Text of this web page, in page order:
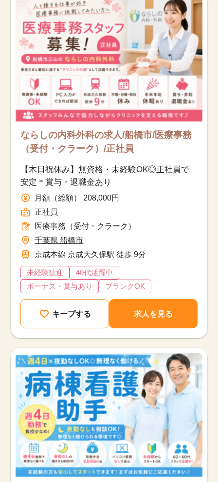
ならしの内科外科の求人/船橋市/医療事務
（受付・クラーク）/正社員
【木日祝休み】無資格・未経験OK◎正社員で
安定＊賞与・退職金あり
月額（総額） 208,000円
正社員
医療事務（受付・クラーク）
千葉県 船橋市
京成本線 京成大久保駅 徒歩 9分
未経験歓迎
40代活躍中
ボーナス・賞与あり
ブランクOK
キープする 求人を見る